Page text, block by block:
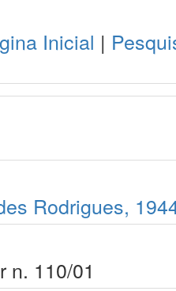
Inicial |
Rodrigues,
n. 110/01